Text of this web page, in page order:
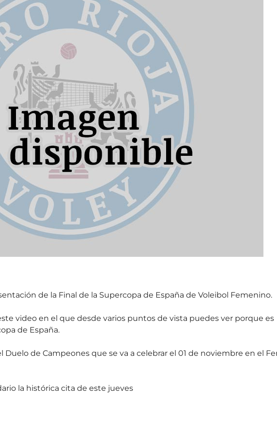
de la Final de la Supercopa de España de Voleibol Femenino.
video en el que desde varios puntos de vista puedes ver porque es
de España.
de Campeones que se va a celebrar el 01 de noviembre en el
la histórica cita de este jueves